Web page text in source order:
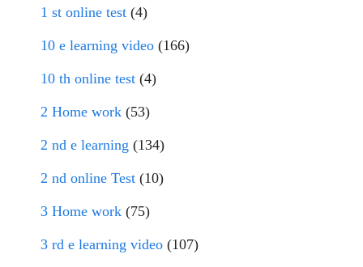
1 st online test (4)
10 e learning video (166)
10 th online test (4)
2 Home work (53)
2 nd e learning (134)
2 nd online Test (10)
3 Home work (75)
3 rd e learning video (107)